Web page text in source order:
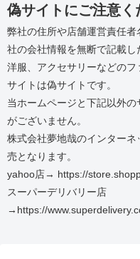
偽サイトにご注意く
弊社の住所や店舗運営責任
社の会社情報を無断で記載し
洋服、アクセサリーなどの
サイトは偽サイトです。
当ホームページと下記以外
がございません。
株式会社夢地哉のインター
売となります。
yahoo店→ https://
スーパーデリバリー店
→https://